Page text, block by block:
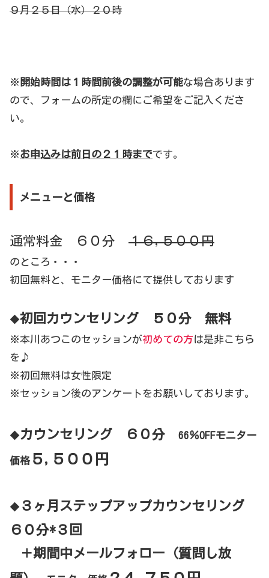
９月２５日（水）２０時
※ 開始時間は１時間前後の調整が可能な場合あります
ので、フォームの所定の欄にご希望をご記入くださ
い。
※お申込みは前日の２１時までです。
メニューと価格
通常料金 ６０分 １６,５００円
のところ・・・
初回無料と、モニター価格にて提供しております
◆初回カウンセリング ５０分 無料
※本川あつこのセッションが初めての方は是非こちら
を♪
※初回無料は女性限定
※セッション後のアンケートをお願いしております。
◆カウンセリング ６０分 66％OFFモニター
価格 ５,５００円
◆ ３ヶ月ステップアップカウンセリング
６０分*３回
＋期間中メールフォロー（質問し放